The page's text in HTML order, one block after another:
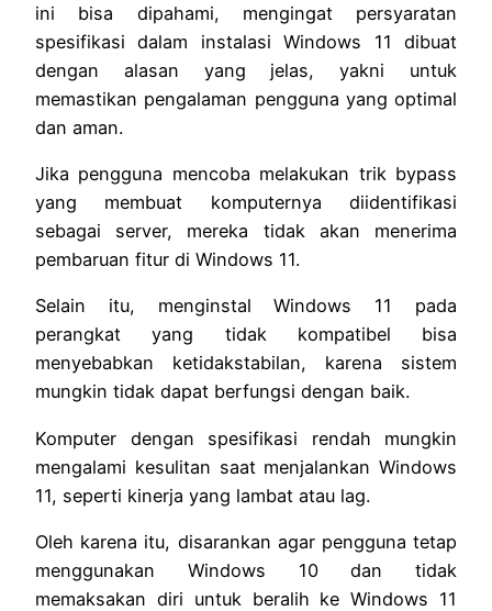
ini bisa dipahami, mengingat persyaratan
spesifikasi dalam instalasi Windows 11 dibuat
dengan alasan yang jelas, yakni untuk
memastikan pengalaman pengguna yang optimal
dan aman.
Jika pengguna mencoba melakukan trik bypass
yang membuat komputernya diidentifikasi
sebagai server, mereka tidak akan menerima
pembaruan fitur di Windows 11.
Selain itu, menginstal Windows 11 pada
perangkat yang tidak kompatibel bisa
menyebabkan ketidakstabilan, karena sistem
mungkin tidak dapat berfungsi dengan baik.
Komputer dengan spesifikasi rendah mungkin
mengalami kesulitan saat menjalankan Windows
11, seperti kinerja yang lambat atau lag.
Oleh karena itu, disarankan agar pengguna tetap
menggunakan Windows 10 dan tidak
memaksakan diri untuk beralih ke Windows 11